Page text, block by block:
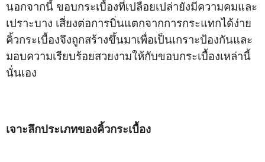
นอกจากนี้ ขอบกระเบื้องที่เปลือยเปล่ายังมีความคมและ
เปราะบาง เสี่ยงต่อการบิ่นแตกจากการกระแทกได้ง่าย
คิ้วกระเบื้องจึงถูกสร้างขึ้นมาเพื่อเป็นเกราะป้องกันและ
มอบความเรียบร้อยสวยงามให้กับขอบกระเบื้องเหล่านี้
นั่นเอง
เจาะลึกประเภทของคิ้วกระเบื้อง